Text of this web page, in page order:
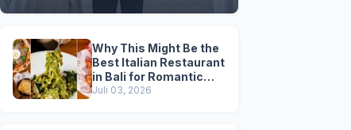
Why This Might Be the
Best Italian Restaurant
in Bali for Romantic
Dinner, Family Dinner,
Juli 03, 2026